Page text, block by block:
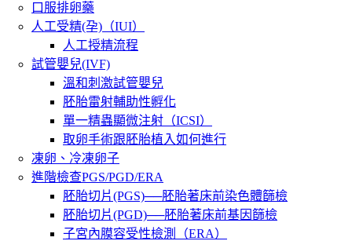
口服排卵藥
人工受精(孕)（IUI）
人工授精流程
試管嬰兒(IVF)
溫和刺激試管嬰兒
胚胎雷射輔助性孵化
單一精蟲顯微注射（ICSI）
取卵手術跟胚胎植入如何進行
凍卵、冷凍卵子
進階檢查PGS/PGD/ERA
胚胎切片(PGS)──胚胎著床前染色體篩檢
胚胎切片(PGD)──胚胎著床前基因篩檢
子宮內膜容受性檢測（ERA）